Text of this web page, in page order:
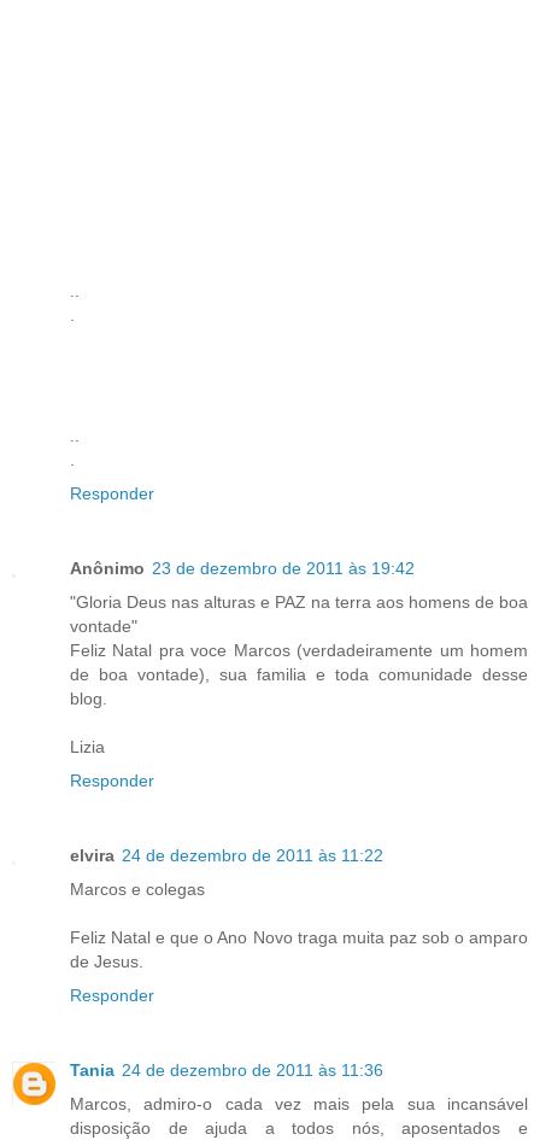
Responder
Anônimo 23 de dezembro de 2011 às 19:42
"Gloria Deus nas alturas e PAZ na terra aos homens de boa
vontade"
Feliz Natal pra voce Marcos (verdadeiramente um homem
de boa vontade), sua familia e toda comunidade desse
blog.
Lizia
Responder
elvira 24 de dezembro de 2011 às 11:22
Marcos e colegas
Feliz Natal e que o Ano Novo traga muita paz sob o amparo
de Jesus.
Responder
Tania 24 de dezembro de 2011 às 11:36
Marcos, admiro-o cada vez mais pela sua incansável
disposição de ajuda a todos nós, aposentados e